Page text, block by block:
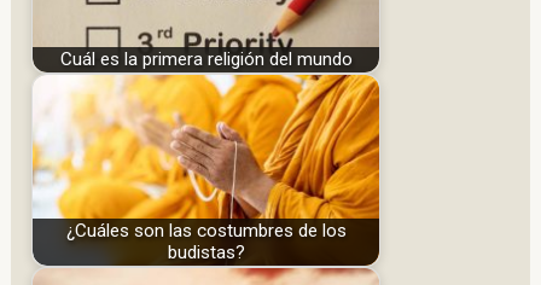
Cuál es la primera religión del mundo
¿Cuáles son las costumbres de los
budistas?